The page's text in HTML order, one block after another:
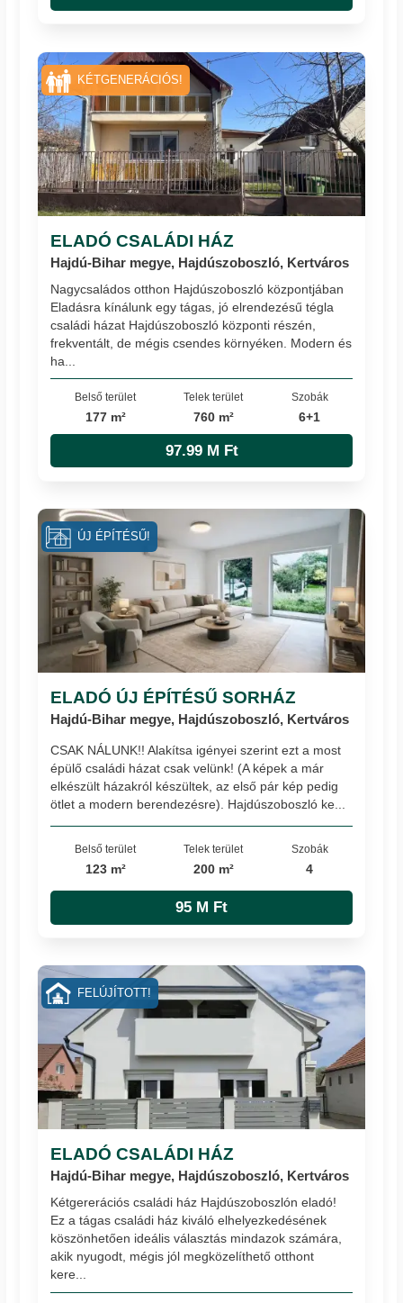
ELADÓ CSALÁDI HÁZ
Hajdú-Bihar megye, Hajdúszoboszló, Kertváros
Nagycsaládos otthon Hajdúszoboszló központjában
Eladásra kínálunk egy tágas, jó elrendezésű tégla
családi házat Hajdúszoboszló központi részén,
frekventált, de mégis csendes környéken. Modern és
ha...
Belső terület
177 m²
Telek terület
760 m²
Szobák
6+1
97.99 M Ft
KÉTGENERÁCIÓS!
ELADÓ ÚJ ÉPÍTÉSŰ SORHÁZ
Hajdú-Bihar megye, Hajdúszoboszló, Kertváros
CSAK NÁLUNK!! Alakítsa igényei szerint ezt a most
épülő családi házat csak velünk! (A képek a már
elkészült házakról készültek, az első pár kép pedig
ötlet a modern berendezésre). Hajdúszoboszló ke...
Belső terület
123 m²
Telek terület
200 m²
Szobák
4
95 M Ft
ÚJ ÉPÍTÉSŰ!
ELADÓ CSALÁDI HÁZ
Hajdú-Bihar megye, Hajdúszoboszló, Kertváros
Kétgererációs családi ház Hajdúszoboszlón eladó!
Ez a tágas családi ház kiváló elhelyezkedésének
köszönhetően ideális választás mindazok számára,
akik nyugodt, mégis jól megközelíthető otthont
kere...
FELÚJÍTOTT!